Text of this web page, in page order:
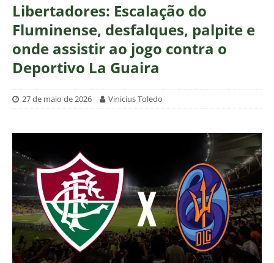
Libertadores: Escalação do
Fluminense, desfalques, palpite e
onde assistir ao jogo contra o
Deportivo La Guaira
27 de maio de 2026 Vinicius Toledo